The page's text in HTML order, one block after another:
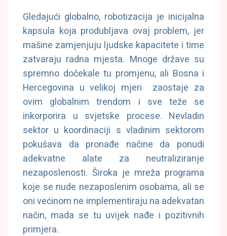
Gledajući globalno, robotizacija je inicijalna
kapsula koja produbljava ovaj problem, jer
mašine zamjenjuju ljudske kapacitete i time
zatvaraju radna mjesta. Mnoge države su
spremno dočekale tu promjenu, ali Bosna i
Hercegovina u velikoj mjeri zaostaje za
ovim globalnim trendom i sve teže se
inkorporira u svjetske procese. Nevladin
sektor u koordinaciji s vladinim sektorom
pokušava da pronađe načine da ponudi
adekvatne alate za neutraliziranje
nezaposlenosti. Široka je mreža programa
koje se nude nezaposlenim osobama, ali se
oni većinom ne implementiraju na adekvatan
način, mada se tu uvijek nađe i pozitivnih
primjera.